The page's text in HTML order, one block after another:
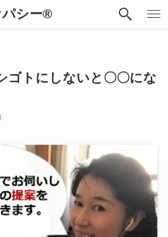
パシー®︎
ゴトにしないと〇〇にな